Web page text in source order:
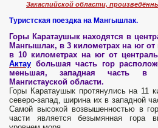
Закаспийской области,
Туристская поездка на Мангышлак.
Горы Каратаушык находятся в
Мангышлак, в 3 километрах на юг
в 10 километрах на юг от
Актау большая часть гор
меньшая, западная часть в
Мангистауской области.
Горы Каратаушык протянулись на 11
северо-запад, ширина их в западной
Самой высокой возвышенностью в
части является безымянная гора